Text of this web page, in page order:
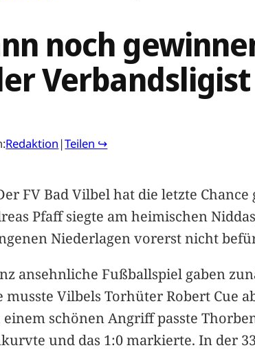
noch
Verbandsligist
Redaktion |Teilen ↪
FV Bad Vilbel hat die letzte
Pfaff siegte am heimischen
Niederlagen vorerst nicht
ansehnliche Fußballspiel gaben
musste Vilbels Torhüter Robert Cue
einem schönen Angriff passte
und das 1:0 markierte. In der